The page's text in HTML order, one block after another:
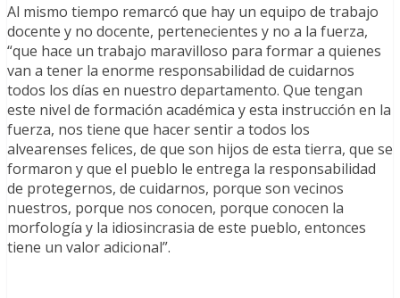
Al mismo tiempo remarcó que hay un equipo de trabajo
docente y no docente, pertenecientes y no a la fuerza,
“que hace un trabajo maravilloso para formar a quienes
van a tener la enorme responsabilidad de cuidarnos
todos los días en nuestro departamento. Que tengan
este nivel de formación académica y esta instrucción en la
fuerza, nos tiene que hacer sentir a todos los
alvearenses felices, de que son hijos de esta tierra, que se
formaron y que el pueblo le entrega la responsabilidad
de protegernos, de cuidarnos, porque son vecinos
nuestros, porque nos conocen, porque conocen la
morfología y la idiosincrasia de este pueblo, entonces
tiene un valor adicional”.